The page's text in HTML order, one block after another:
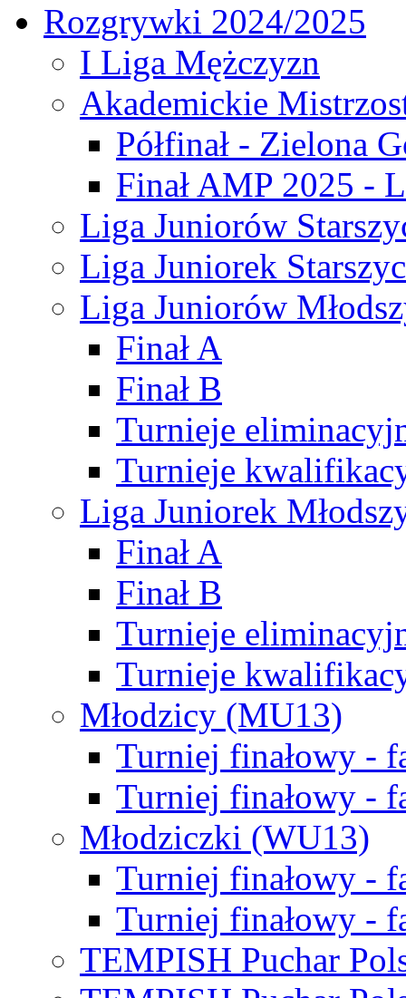
Rozgrywki 2024/2025
I Liga Mężczyzn
Akademickie
Półfinał - Zielona
Finał AMP 2025 -
Liga Juniorów
Liga Juniorek
Liga Juniorów
Finał A
Finał B
Turnieje
Turnieje
Liga Juniorek
Finał A
Finał B
Turnieje
Turnieje
Młodzicy (MU13)
Turniej finałowy -
Turniej finałowy -
Młodziczki (WU13)
Turniej finałowy -
Turniej finałowy -
TEMPISH Puchar